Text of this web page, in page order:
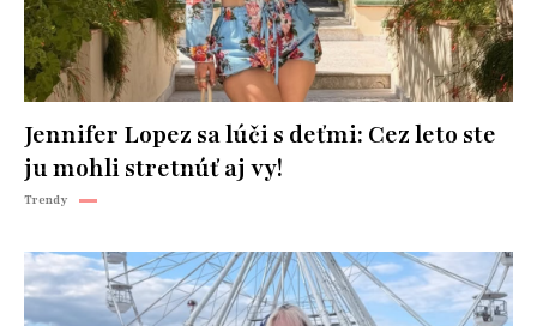
Jennifer Lopez sa lúči s deťmi: Cez leto ste
ju mohli stretnúť aj vy!
Trendy